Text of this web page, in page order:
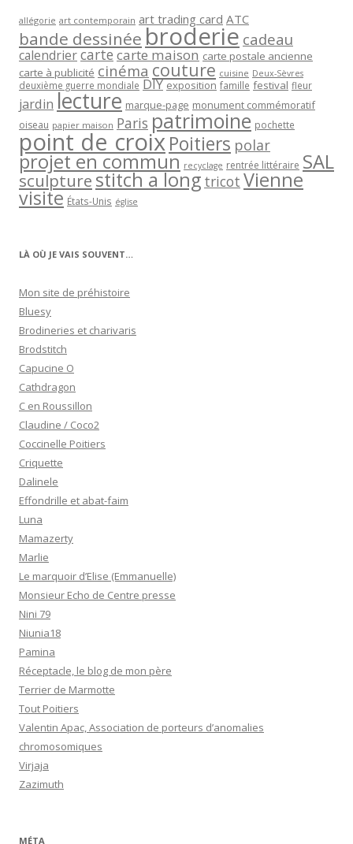
allégorie art contemporain art trading card ATC
bande dessinée broderie cadeau
calendriercartecarte maison carte postale ancienne
carte à publicité cinéma couture cuisine Deux-Sèvres
deuxième guerre mondiale DIY exposition famille festival fleur
jardin lecture marque-page monument commémoratif
oiseau papier maison Paris patrimoine pochette
point de croixPoitiers polar
projet en commun recyclage rentrée littéraire SAL
sculpturestitch a long tricot Vienne
visite États-Unis église
LÀ OÙ JE VAIS SOUVENT…
Mon site de préhistoire
Bluesy
Brodineries et charivaris
Brodstitch
Capucine O
Cathdragon
C en Roussillon
Claudine / Coco2
Coccinelle Poitiers
Criquette
Dalinele
Effondrille et abat-faim
Luna
Mamazerty
Marlie
Le marquoir d’Elise (Emmanuelle)
Monsieur Echo de Centre presse
Nini 79
Niunia18
Pamina
Réceptacle, le blog de mon père
Terrier de Marmotte
Tout Poitiers
Valentin Apac, Association de porteurs d’anomalies
chromosomiques
Virjaja
Zazimuth
MÉTA